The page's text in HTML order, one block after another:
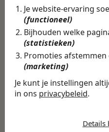
Je website-ervaring
(functioneel)
Bijhouden welke
(statistieken)
Promoties afstemmen
(marketing)
Je kunt je instellingen
in ons privacybeleid.
Details
Alle vacatures·Career
Terug
Deel deze
Vind de